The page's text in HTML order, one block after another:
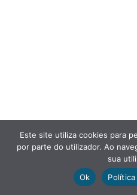
Este site utiliza cookies para
por parte do utilizador. Ao
sua
Ok